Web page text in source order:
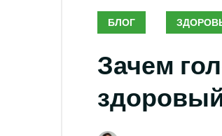
БЛОГ
Зачем